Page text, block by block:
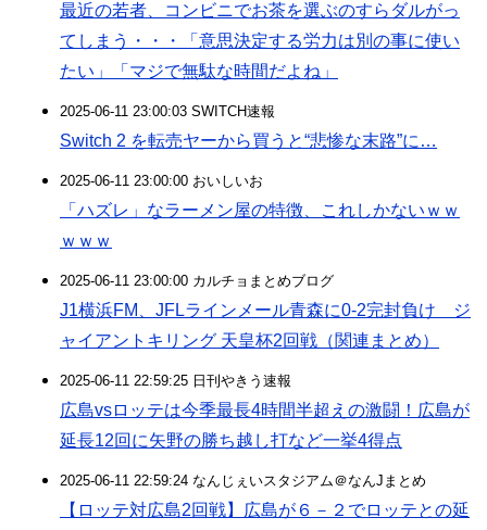
最近の若者、コンビニでお茶を選ぶのすらダルがっ
てしまう・・・「意思決定する労力は別の事に使い
たい」「マジで無駄な時間だよね」
2025-06-11 23:00:03 SWITCH速報
Switch 2 を転売ヤーから買うと“悲惨な末路”に…
2025-06-11 23:00:00 おいしいお
「ハズレ」なラーメン屋の特徴、これしかないｗｗ
ｗｗｗ
2025-06-11 23:00:00 カルチョまとめブログ
J1横浜FM、JFLラインメール青森に0-2完封負け ジ
ャイアントキリング 天皇杯2回戦（関連まとめ）
2025-06-11 22:59:25 日刊やきう速報
広島vsロッテは今季最長4時間半超えの激闘！広島が
延長12回に矢野の勝ち越し打など一挙4得点
2025-06-11 22:59:24 なんじぇいスタジアム＠なんJまとめ
【ロッテ対広島2回戦】広島が６－２でロッテとの延